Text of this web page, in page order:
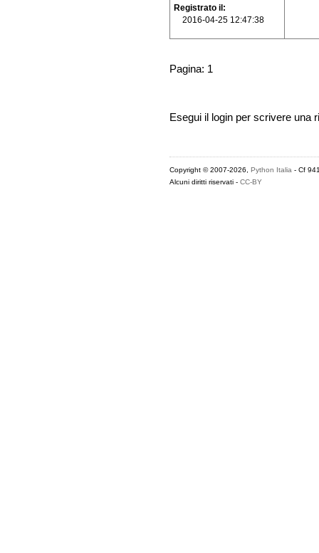
Registrato il
2016-04-25 12:47:38
Pagina: 1
Esegui il login per scrivere una
Copyright © 2007-2026, Python Italia- Cf
Alcuni diritti riservati - CC-BY